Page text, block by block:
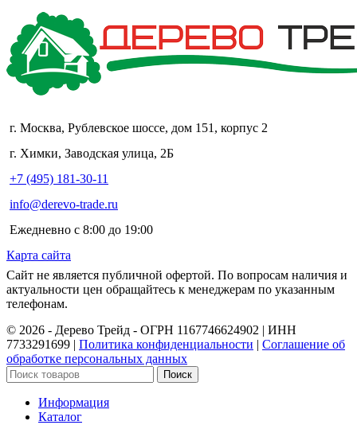
г. Москва, Рублевское шоссе, дом 151, корпус 2
г. Химки, Заводская улица, 2Б
+7 (495) 181-30-11
info@derevo-trade.ru
Ежедневно с 8:00 до 19:00
Карта сайта
Сайт не является публичной офертой. По вопросам наличия и
актуальности цен обращайтесь к менеджерам по указанным
телефонам.
©️ 2026 - Дерево Трейд - ОГРН 1167746624902 | ИНН
7733291699 | Политика конфиденциальности | Соглашение об
обработке персональных данных
Поиск
Информация
Каталог